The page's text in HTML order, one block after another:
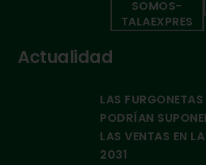
Actualidad
LAS
PODRÍAN
LAS VENTAS EN
2031